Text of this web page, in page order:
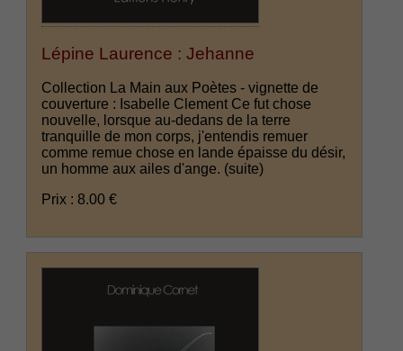
Lépine Laurence : Jehanne
Collection La Main aux Poètes - vignette de
couverture : Isabelle Clement Ce fut chose
nouvelle, lorsque au-dedans de la terre
tranquille de mon corps, j'entendis remuer
comme remue chose en lande épaisse du désir,
un homme aux ailes d'ange. (suite)
Prix : 8.00 €